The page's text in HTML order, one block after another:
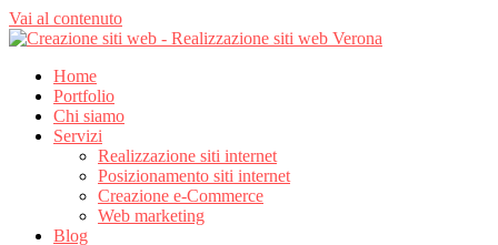
Vai al contenuto
Home
Portfolio
Chi siamo
Servizi
Realizzazione siti internet
Posizionamento siti internet
Creazione e-Commerce
Web marketing
Blog